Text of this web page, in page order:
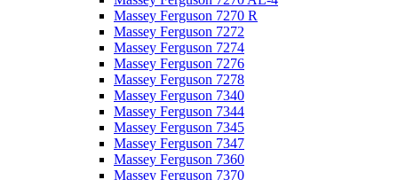
Massey Ferguson 7270 R
Massey Ferguson 7272
Massey Ferguson 7274
Massey Ferguson 7276
Massey Ferguson 7278
Massey Ferguson 7340
Massey Ferguson 7344
Massey Ferguson 7345
Massey Ferguson 7347
Massey Ferguson 7360
Massey Ferguson 7370